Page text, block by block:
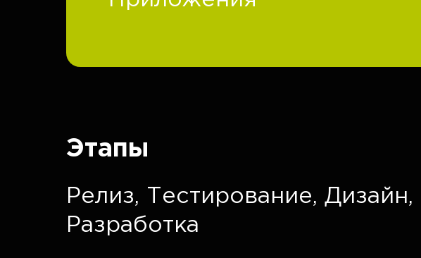
Этапы
Релиз, Тестирование, Дизайн,
Разработка